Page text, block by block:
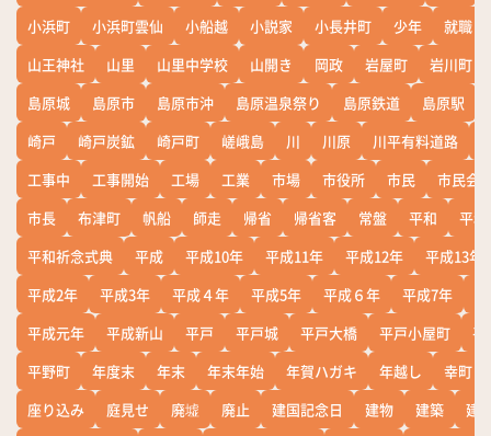
小浜町 小浜町雲仙 小船越 小説家 小長井町 少年
就職
山王神社
山里 山里中学校 山開き 岡政 岩屋町
岩川町
島原城
島原市 島原市沖 島原温泉祭り 島原鉄道 島原駅
崎戸
崎戸炭鉱 崎戸町 嵯峨島 川 川原 川平有料道路
工事中
工事開始 工場 工業 市場 市役所 市民
市民会
市長
布津町 帆船 師走 帰省 帰省客 常盤 平和
平
平和祈念式典
平成 平成10年 平成11年 平成12年
平成13年
平成2年
平成3年 平成４年 平成5年 平成６年 平成7年
平成元年
平成新山 平戸 平戸城 平戸大橋 平戸小屋町
平
平野町
年度末 年末 年末年始 年賀ハガキ 年越し
幸町
座り込み
庭見せ 廃墟 廃止 建国記念日 建物 建築
建